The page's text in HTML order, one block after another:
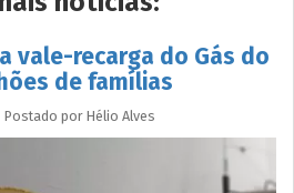
vale-recarga do Gás do
de famílias
Postado por Hélio Alves